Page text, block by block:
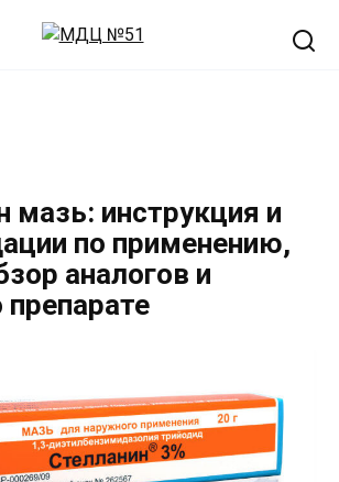
мазь: инструкция и
по применению,
аналогов и